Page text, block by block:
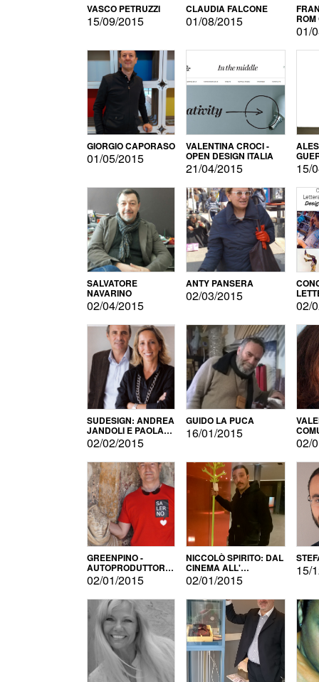
VASCO PETRUZZI
15/09/2015
CLAUDIA FALCONE
01/08/2015
01/
GIORGIO CAPORASO
01/05/2015
VALENTINA CROCI -
OPEN DESIGN ITALIA
21/04/2015 15/
SALVATORE
NAVARINO
02/04/2015
ANTY PANSERA
02/03/2015
02/
SUDESIGN: ANDREA
JANDOLI E PAOLA
PISAPIA
02/02/2015
GUIDO LA PUCA
16/01/2015
02/
GREENPINO -
AUTOPRODUTTORE
PER AMORE
02/01/2015
NICCOLÒ SPIRITO: DAL
CINEMA ALL'
AUTOPRODUZIONE
02/01/2015
15/